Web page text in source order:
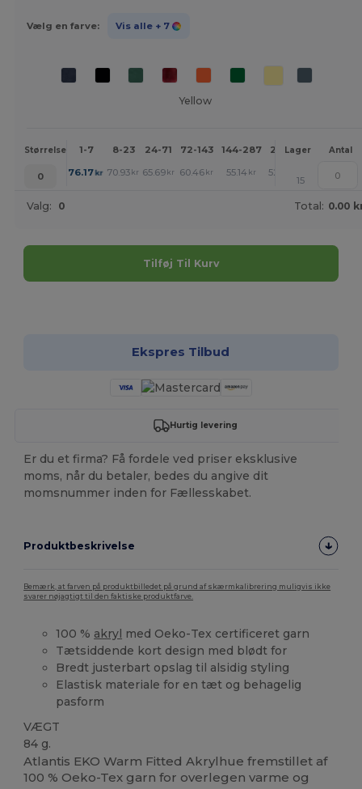
Vælg en farve: Vis alle + 7
Yellow
Størrelse 1-7 8-23 24-71 72-143 144-287 288 + Mere
Lager Antal
0 76.17kr 70.93 kr 65.69 kr 60.46 kr 55.14 kr 52.53
15
Valg: 0 Total: 0.00
Tilføj Til Kurv
Ekspres Tilbud
Hurtig levering
Er du et firma? Få fordele ved priser eksklusive
moms, når du betaler, bedes du angive dit
momsnummer inden for Fællesskabet.
Produktbeskrivelse
Bemærk, at farven på produktbilledet på grund af skærmkalibrering muligvis ikke
svarer nøjagtigt til den faktiske produktfarve.
100 % akryl med Oeko-Tex certificeret garn
Tætsiddende kort design med blødt for
Bredt justerbart opslag til alsidig styling
Elastisk materiale for en tæt og behagelig
pasform
VÆGT
84 g.
Atlantis EKO Warm Fitted Akrylhue fremstillet af
100 % Oeko-Tex garn for overlegen varme og